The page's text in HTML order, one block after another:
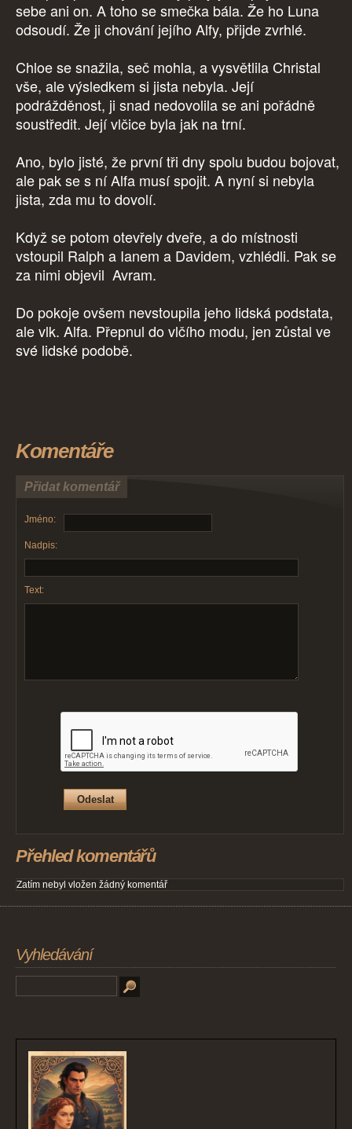
sebe ani on. A toho se smečka bála. Že ho Luna
odsoudí. Že ji chování jejího Alfy, přijde zvrhlé.
Chloe se snažila, seč mohla, a vysvětlila Christal
vše, ale výsledkem si jista nebyla. Její
podrážděnost, ji snad nedovolila se ani pořádně
soustředit. Její vlčice byla jak na trní.
Ano, bylo jisté, že první tři dny spolu budou bojovat,
ale pak se s ní Alfa musí spojit. A nyní si nebyla
jista, zda mu to dovolí.
Když se potom otevřely dveře, a do místnosti
vstoupil Ralph a Ianem a Davidem, vzhlédli. Pak se
za nimi objevil Avram.
Do pokoje ovšem nevstoupila jeho lidská podstata,
ale vlk. Alfa. Přepnul do vlčího modu, jen zůstal ve
své lidské podobě.
Komentáře
Přidat komentář
Jméno:
Nadpis:
Text:
Přehled komentářů
Zatím nebyl vložen žádný komentář
Vyhledávání